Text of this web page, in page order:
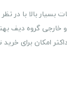
بالا با در
گروه دیف
امکان برای